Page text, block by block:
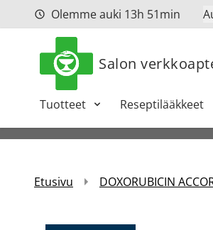
Siirry sisältöönOlemme auki 13h 51min
Salon
Tuotteet Reseptilääkkeet
Etusivu DOXORUBICIN